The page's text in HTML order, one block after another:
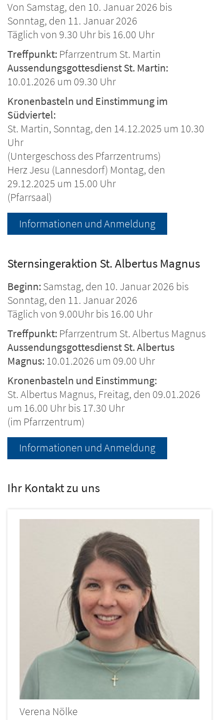
Von Samstag, den 10. Januar 2026 bis
Sonntag, den 11. Januar 2026
Täglich von 9.30 Uhr bis 16.00 Uhr
Treffpunkt: Pfarrzentrum St. Martin
Aussendungsgottesdienst St. Martin:
10.01.2026 um 09.30 Uhr
Kronenbasteln und Einstimmung im
Südviertel:
St. Martin, Sonntag, den 14.12.2025 um 10.30
Uhr
(Untergeschoss des Pfarrzentrums)
Herz Jesu (Lannesdorf) Montag, den
29.12.2025 um 15.00 Uhr
(Pfarrsaal)
Informationen und Anmeldung
Sternsingeraktion St. Albertus Magnus
Beginn: Samstag, den 10. Januar 2026 bis
Sonntag, den 11. Januar 2026
Täglich von 9.00Uhr bis 16.00 Uhr
Treffpunkt: Pfarrzentrum St. Albertus Magnus
Aussendungsgottesdienst St. Albertus
Magnus: 10.01.2026 um 09.00 Uhr
Kronenbasteln und Einstimmung:
St. Albertus Magnus, Freitag, den 09.01.2026
um 16.00 Uhr bis 17.30 Uhr
(im Pfarrzentrum)
Informationen und Anmeldung
Ihr Kontakt zu uns
Verena Nölke